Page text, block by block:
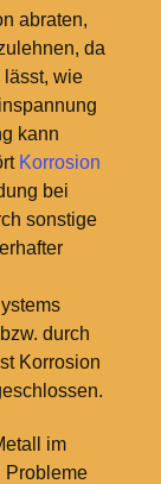
abraten,
da
lässt, wie
kann
Korrosion
bei
sonstige
durch
Korrosion
im
Probleme